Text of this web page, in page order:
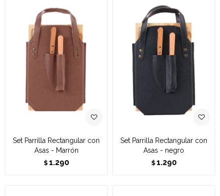
Set Parrilla Rectangular con
Asas - Marrón
$ 1.290
Set Parrilla Rectangular con
Asas - negro
$ 1.290